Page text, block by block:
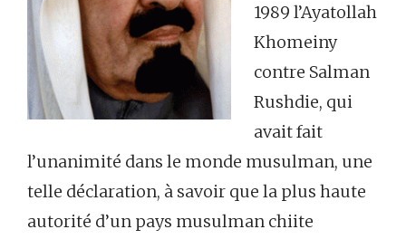
1989 l’Ayatollah
Khomeiny
contre Salman
Rushdie, qui
avait fait
l’unanimité dans le monde musulman, une
telle déclaration, à savoir que la plus haute
autorité d’un pays musulman chiite